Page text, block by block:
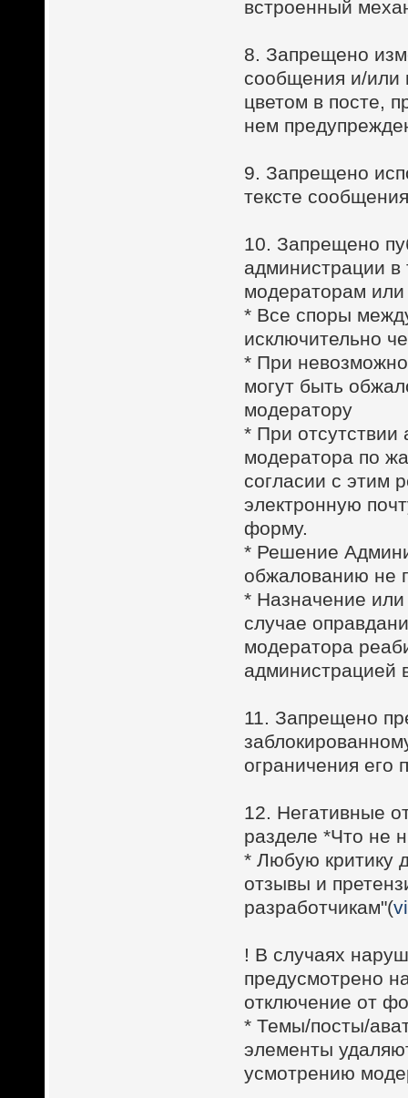
встроенный
8. Запрещено
сообщения и/или
цветом в посте,
нем
9. Запрещено
тексте
10. Запрещено
администрации
модераторам
* Все споры
исключительно
* При
могут быть
модератору
* При отсутствии
модератора по
согласии с этим
электронную
форму.
* Решение
обжалованию не
* Назначение
случае
модератора
администрацией
11. Запрещено
ограничения его
12. Негативные
разделе *Что не
* Любую критику
отзывы и
разработчикам"(
! В случаях
предусмотрено
отключение от
* Темы/посты/
элементы
усмотрению